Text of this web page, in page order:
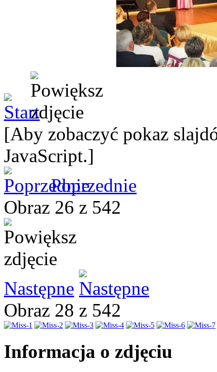
[Aby zobaczyć pokaz
JavaScript.]
Poprzednie
Obraz 26 z 542
Następne
Obraz 28 z 542
Informacja o zdjęciu